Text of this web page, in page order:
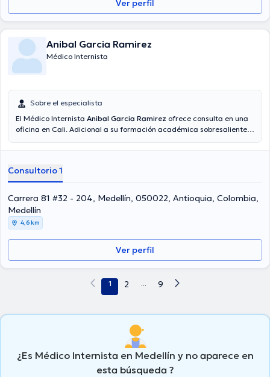
Ver perfil
Anibal Garcia Ramirez
Médico Internista
Sobre el especialista
El Médico Internista Anibal Garcia Ramirez ofrece consulta en una
oficina en Cali. Adicional a su formación académica sobresaliente,
especialidad. El Dr. cuenta con muchos años de experiencia laboral
diversas asociaciones médicas. Anibal Garcia Ramirez ha
participado en diversas conferencias con el fin de tener una
formación continua en su temática de especialización y ha
difundido diferentes ediciones. Español son los idiomas operados
por el especialista.
Consultorio 1
Carrera 81 #32 - 204, Medellín, 050022, Antioquia, Colombia,
Medellín
4,6 km
Ver perfil
1 2 ... 9
¿Es Médico Internista en Medellín y no aparece en
esta búsqueda ?